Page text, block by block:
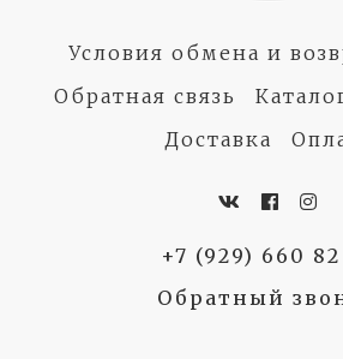
Условия обмена и
Обратная связь
Доставка
+7 (929) 660
Обратный